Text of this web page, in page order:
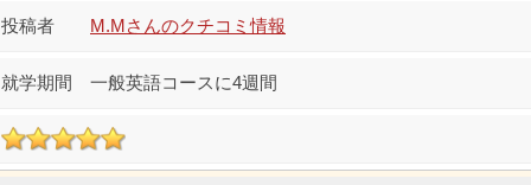
M.Mさんのクチコミ情報
一般英語コースに4週間